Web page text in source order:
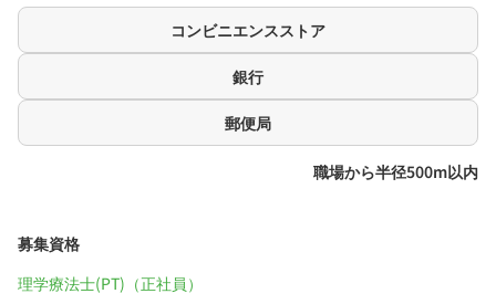
コンビニエンスストア
銀行
郵便局
職場から半径500m以内
募集資格
理学療法士(PT)（正社員）